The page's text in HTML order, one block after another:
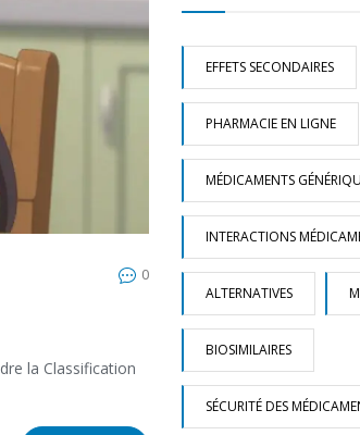
0
la Classification
EFFETS SECONDAIRES
PHARMACIE EN LIGNE
MÉDICAMENTS
INTERACTIONS
ALTERNATIVES
BIOSIMILAIRES
SÉCURITÉ DES